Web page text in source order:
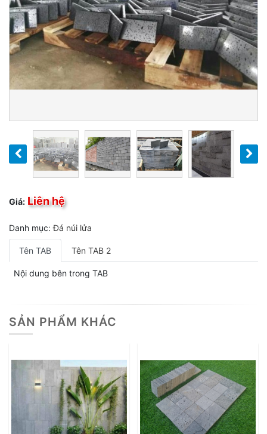
Giá: Liên hệ
Danh mục:Đá núi lửa
Tên TAB Tên TAB 2
Nội dung bên trong TAB
SẢN PHẨM KHÁC